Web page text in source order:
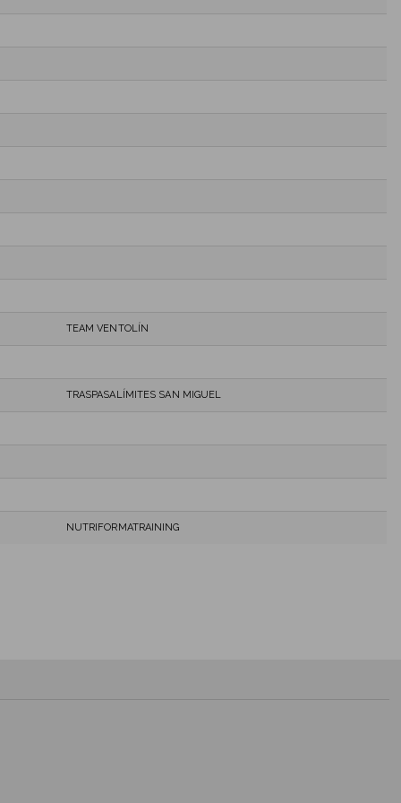
TEAM VENTOLÍN
TRASPASALÍMITES SAN MIGUEL
NUTRIFORMATRAINING